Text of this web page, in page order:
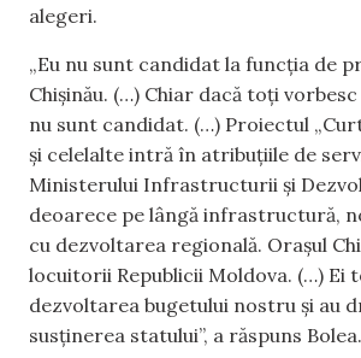
alegeri.
„Eu nu sunt candidat la funcția de
Chișinău. (…) Chiar dacă toți
nu sunt candidat. (…) Proiectul
și celelalte intră în atribuțiile de
Ministerului Infrastructurii și
deoarece pe lângă infrastructură,
cu dezvoltarea regională. Orașul
locuitorii Republicii Moldova. (…) Ei
dezvoltarea bugetului nostru și au
susținerea statului”, a răspuns Bolea.